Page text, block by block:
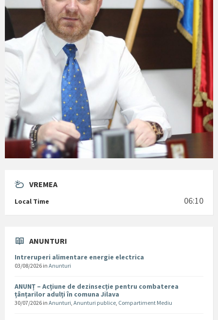
VREMEA
Local Time 06:10
ANUNTURI
Intreruperi alimentare energie electrica
03/08/2026 in Anunturi
ANUNȚ – Acțiune de dezinsecție pentru combaterea
țânțarilor adulți în comuna Jilava
30/07/2026 in Anunturi, Anunturi publice, Compartiment Mediu